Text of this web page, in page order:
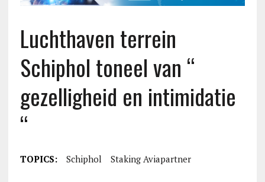
Luchthaven terrein
Schiphol toneel van “
gezelligheid en intimidatie
“
TOPICS: Schiphol Staking Aviapartner